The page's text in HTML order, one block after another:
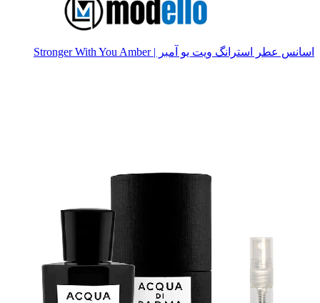
اسانس عطر استرانگ ویت یو آمبر | Stronger With You Amber